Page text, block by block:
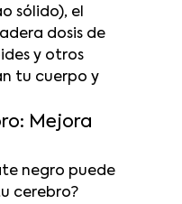
sólido), el
dosis de
y otros
tu cuerpo y
Mejora
negro puede
cerebro?